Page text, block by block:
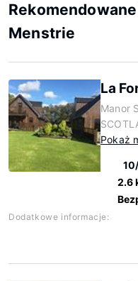
Menstrie
La
Manor
Pokaż
2.6
Dodatkowe informacje: